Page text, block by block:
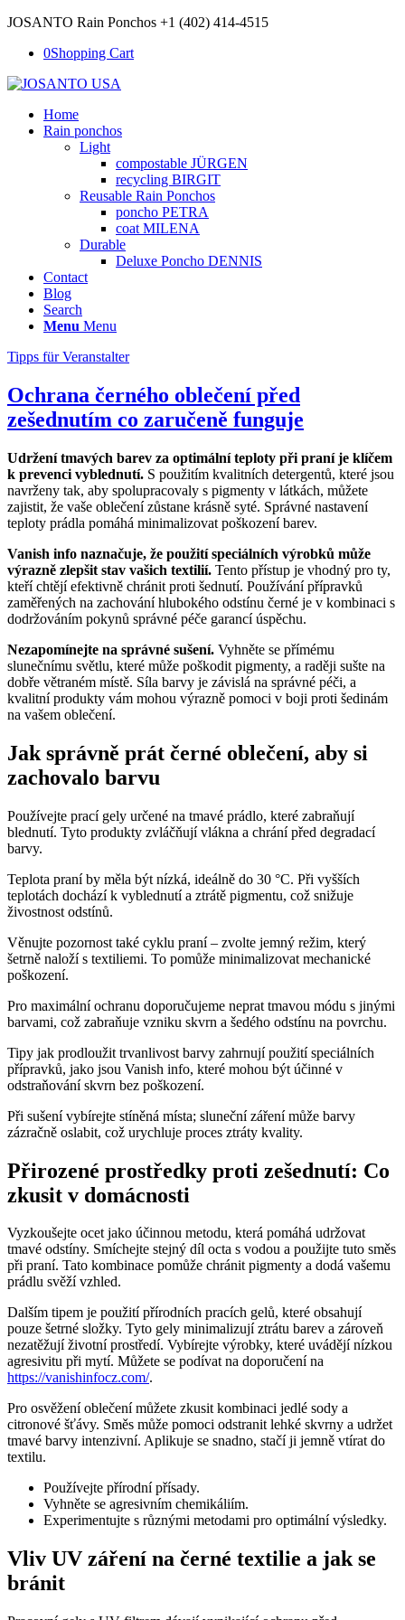
JOSANTO Rain Ponchos +1 (402) 414-4515
0Shopping Cart
Home
Rain ponchos
Light
compostable JÜRGEN
recycling BIRGIT
Reusable Rain Ponchos
poncho PETRA
coat MILENA
Durable
Deluxe Poncho DENNIS
Contact
Blog
Search
Menu Menu
Tipps für Veranstalter
Ochrana černého oblečení před
zešednutím co zaručeně funguje
Udržení tmavých barev za optimální teploty při praní je klíčem
k prevenci vyblednutí. S použitím kvalitních detergentů, které jsou
navrženy tak, aby spolupracovaly s pigmenty v látkách, můžete
zajistit, že vaše oblečení zůstane krásně syté. Správné nastavení
teploty prádla pomáhá minimalizovat poškození barev.
Vanish info naznačuje, že použití speciálních výrobků může
výrazně zlepšit stav vašich textilií. Tento přístup je vhodný pro ty,
kteří chtějí efektivně chránit proti šednutí. Používání přípravků
zaměřených na zachování hlubokého odstínu černé je v kombinaci s
dodržováním pokynů správné péče garancí úspěchu.
Nezapomínejte na správné sušení. Vyhněte se přímému
slunečnímu světlu, které může poškodit pigmenty, a raději sušte na
dobře větraném místě. Síla barvy je závislá na správné péči, a
kvalitní produkty vám mohou výrazně pomoci v boji proti šedinám
na vašem oblečení.
Jak správně prát černé oblečení, aby si
zachovalo barvu
Používejte prací gely určené na tmavé prádlo, které zabraňují
blednutí. Tyto produkty zvláčňují vlákna a chrání před degradací
barvy.
Teplota praní by měla být nízká, ideálně do 30 °C. Při vyšších
teplotách dochází k vyblednutí a ztrátě pigmentu, což snižuje
živostnost odstínů.
Věnujte pozornost také cyklu praní – zvolte jemný režim, který
šetrně naloží s textiliemi. To pomůže minimalizovat mechanické
poškození.
Pro maximální ochranu doporučujeme neprat tmavou módu s jinými
barvami, což zabraňuje vzniku skvrn a šedého odstínu na povrchu.
Tipy jak prodloužit trvanlivost barvy zahrnují použití speciálních
přípravků, jako jsou Vanish info, které mohou být účinné v
odstraňování skvrn bez poškození.
Při sušení vybírejte stíněná místa; sluneční záření může barvy
zázračně oslabit, což urychluje proces ztráty kvality.
Přirozené prostředky proti zešednutí: Co
zkusit v domácnosti
Vyzkoušejte ocet jako účinnou metodu, která pomáhá udržovat
tmavé odstíny. Smíchejte stejný díl octa s vodou a použijte tuto směs
při praní. Tato kombinace pomůže chránit pigmenty a dodá vašemu
prádlu svěží vzhled.
Dalším tipem je použití přírodních pracích gelů, které obsahují
pouze šetrné složky. Tyto gely minimalizují ztrátu barev a zároveň
nezatěžují životní prostředí. Vybírejte výrobky, které uvádějí nízkou
agresivitu při mytí. Můžete se podívat na doporučení na
https://vanishinfocz.com/.
Pro osvěžení oblečení můžete zkusit kombinaci jedlé sody a
citronové šťávy. Směs může pomoci odstranit lehké skvrny a udržet
tmavé barvy intenzivní. Aplikuje se snadno, stačí ji jemně vtírat do
textilu.
Používejte přírodní přísady.
Vyhněte se agresivním chemikáliím.
Experimentujte s různými metodami pro optimální výsledky.
Vliv UV záření na černé textilie a jak se
bránit